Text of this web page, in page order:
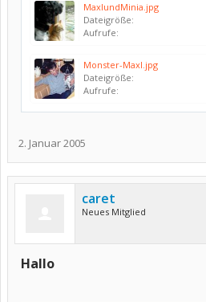
MaxlundMinia.jpg
Dateigröße:
Aufrufe:
Monster-Maxl.jpg
Dateigröße:
Aufrufe:
2. Januar 2005
caret
Neues Mitglied
Hallo